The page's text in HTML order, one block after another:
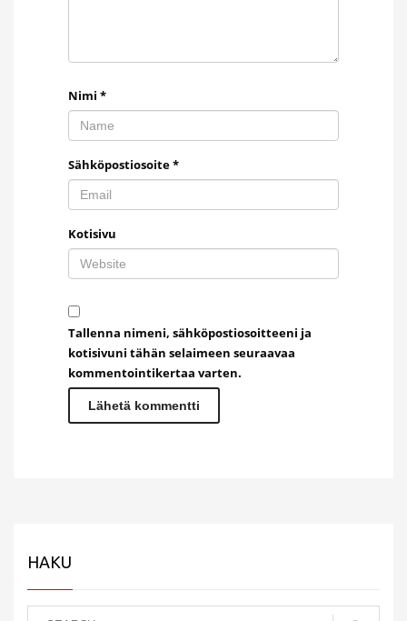
Nimi *
Sähköpostiosoite*
Kotisivu
Tallenna nimeni, sähköpostiosoitteeni ja
kotisivuni tähän selaimeen seuraavaa
kommentointikertaa varten.
HAKU